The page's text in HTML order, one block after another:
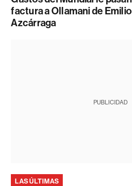
factura a Ollamani de Emilio
Azcárraga
PUBLICIDAD
LAS ÚLTIMAS